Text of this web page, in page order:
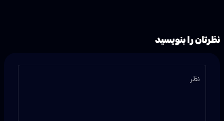
نظرتان را بنویسید
نظر